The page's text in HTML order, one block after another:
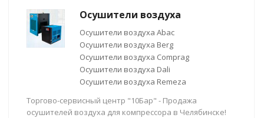
Осушители воздуха
Осушители воздуха Abac
Осушители воздуха Berg
Осушители воздуха Comprag
Осушители воздуха Dali
Осушители воздуха Remeza
Торгово-сервисный центр "10Бар" - Продажа
осушителей воздуха для компрессора в Челябинске!